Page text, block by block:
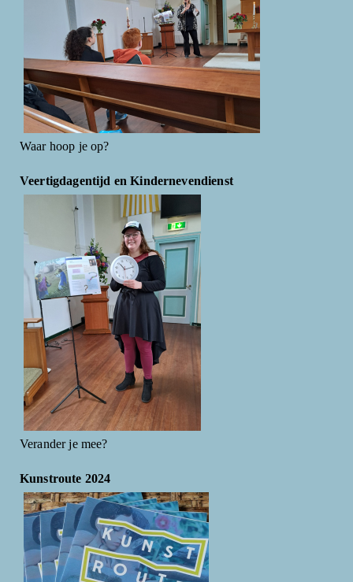
Waar hoop je op?
Veertigdagentijd en Kindernevendienst
Verander je mee?
Kunstroute 2024